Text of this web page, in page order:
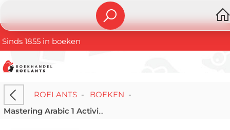
Sinds 1855 in boeken
ROELANTS- BOEKEN -
Mastering Arabic 1 Activity Book